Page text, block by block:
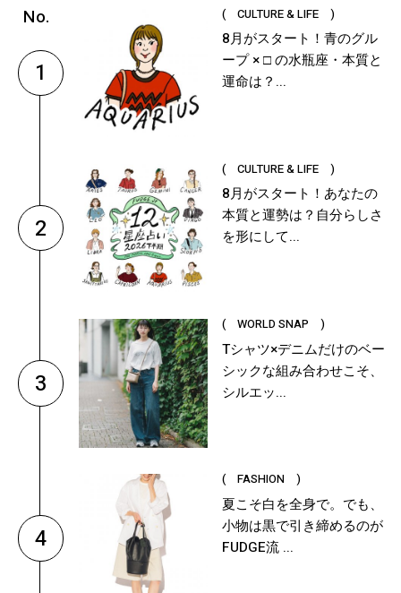
1
( CULTURE & LIFE )
8月がスタート！青のグル
ープ × □ の水瓶座・本質と
運命は？...
2
( CULTURE & LIFE )
8月がスタート！あなたの
本質と運勢は？自分らしさ
を形にして...
3
( WORLD SNAP )
Tシャツ×デニムだけのベー
シックな組み合わせこそ、
シルエッ...
4
( FASHION )
夏こそ白を全身で。でも、
小物は黒で引き締めるのが
FUDGE流 ...